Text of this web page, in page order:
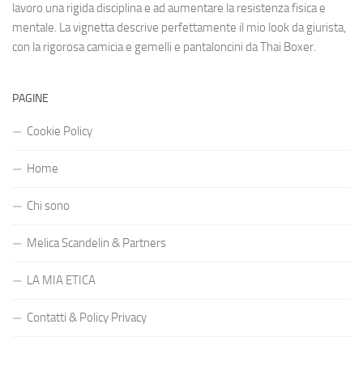
lavoro una rigida disciplina e ad aumentare la resistenza fisica e
mentale. La vignetta descrive perfettamente il mio look da giurista,
con la rigorosa camicia e gemelli e pantaloncini da Thai Boxer.
PAGINE
Cookie Policy
Home
Chi sono
Melica Scandelin & Partners
LA MIA ETICA
Contatti & Policy Privacy